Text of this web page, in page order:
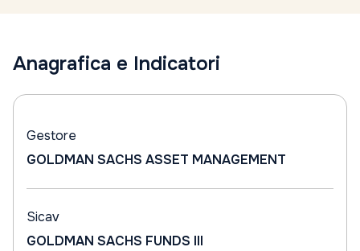
Anagrafica e Indicatori
Gestore
GOLDMAN SACHS ASSET MANAGEMENT
Sicav
GOLDMAN SACHS FUNDS III